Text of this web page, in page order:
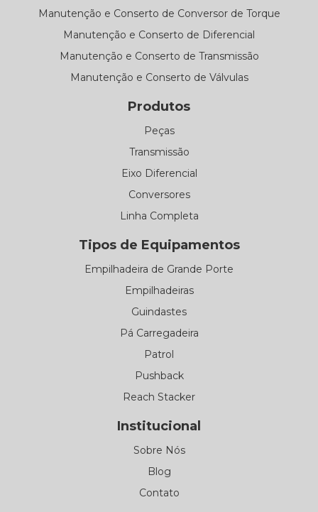
Manutenção e Conserto de Conversor de Torque
Manutenção e Conserto de Diferencial
Manutenção e Conserto de Transmissão
Manutenção e Conserto de Válvulas
Produtos
Peças
Transmissão
Eixo Diferencial
Conversores
Linha Completa
Tipos de Equipamentos
Empilhadeira de Grande Porte
Empilhadeiras
Guindastes
Pá Carregadeira
Patrol
Pushback
Reach Stacker
Institucional
Sobre Nós
Blog
Contato